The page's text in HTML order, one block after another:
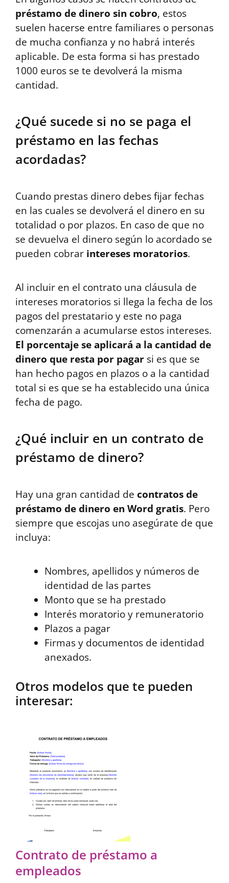
préstamo de dinero sin cobro, estos
suelen hacerse entre familiares o personas
de mucha confianza y no habrá interés
aplicable. De esta forma si has prestado
1000 euros se te devolverá la misma
cantidad.
¿Qué sucede si no se paga el
préstamo en las fechas
acordadas?
Cuando prestas dinero debes fijar fechas
en las cuales se devolverá el dinero en su
totalidad o por plazos. En caso de que no
se devuelva el dinero según lo acordado se
pueden cobrar intereses moratorios.
Al incluir en el contrato una cláusula de
intereses moratorios si llega la fecha de los
pagos del prestatario y este no paga
comenzarán a acumularse estos intereses.
El porcentaje se aplicará a la cantidad de
dinero que resta por pagar si es que se
han hecho pagos en plazos o a la cantidad
total si es que se ha establecido una única
fecha de pago.
¿Qué incluir en un contrato de
préstamo de dinero?
Hay una gran cantidad de contratos de
préstamo de dinero en Word gratis. Pero
siempre que escojas uno asegúrate de que
incluya:
Nombres, apellidos y números de
identidad de las partes
Monto que se ha prestado
Interés moratorio y remuneratorio
Plazos a pagar
Firmas y documentos de identidad
anexados.
Otros modelos que te pueden
interesar:
Contrato de préstamo a
empleados